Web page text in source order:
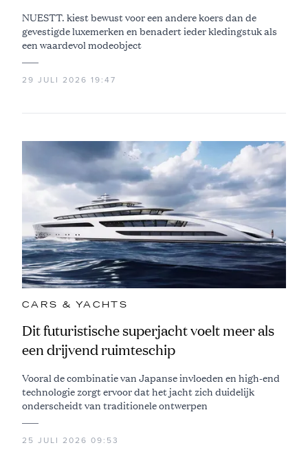
NUESTT. kiest bewust voor een andere koers dan de
gevestigde luxemerken en benadert ieder kledingstuk als
een waardevol modeobject
29 JULI 2026 19:47
CARS & YACHTS
Dit futuristische superjacht voelt meer als
een drijvend ruimteschip
Vooral de combinatie van Japanse invloeden en high-end
technologie zorgt ervoor dat het jacht zich duidelijk
onderscheidt van traditionele ontwerpen
25 JULI 2026 09:53